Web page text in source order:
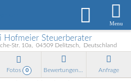
Menu
Hofmeier Steuerberater
Str. 10a 04509 Delitzsch Deutschland
Fotos 0 Anfrage